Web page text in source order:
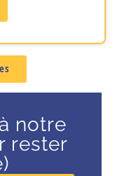
notre
rester